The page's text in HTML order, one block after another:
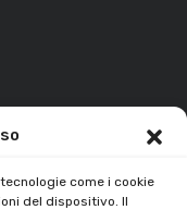
come i cookie
del dispositivo. Il